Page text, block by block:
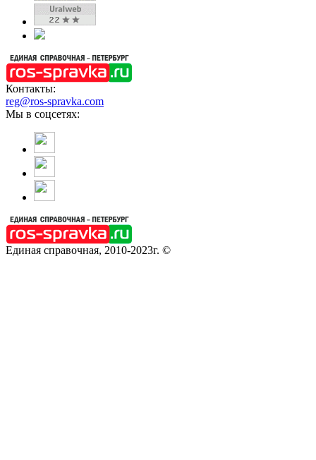
Контакты:
reg@ros-spravka.com
Мы в соцсетях:
Единая справочная, 2010-2023г. ©